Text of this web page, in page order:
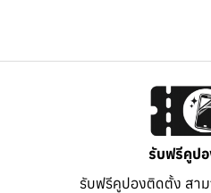
รับฟรีคูป
รับฟรีคูปองติดตั้ง สาม